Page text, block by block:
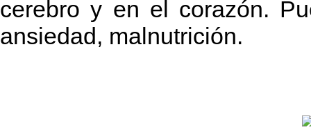
cerebro y en el corazón.
ansiedad, malnutrición.